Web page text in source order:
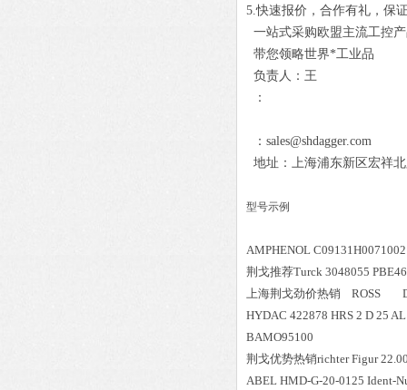
5.快速报价，合作有礼，保
一站式采购欧盟主流工控
带您领略世界*工业品
负责人：王
：
：sales@shdagger.com
地址：上海浦东新区宏祥
型号示例
AMPHENOL C09131H0071002
荆戈推荐Turck 3048055
上海荆戈劲价热销 ROSS
HYDAC 422878 HRS 2 D 25
BAMO95100
荆戈优势热销richter Figur
ABEL HMD-G-20-0125 Ident-